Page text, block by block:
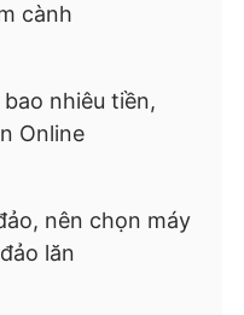
cành
nhiêu tiền,
Online
nên chọn máy
lăn